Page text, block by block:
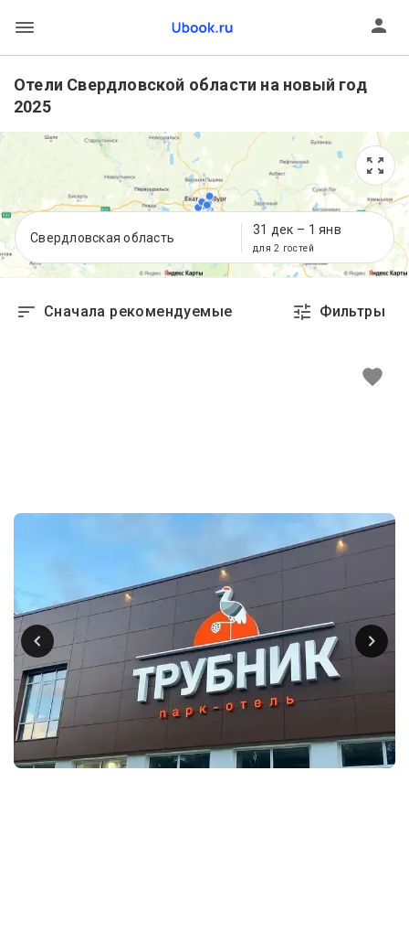
Отели Свердловской области на новый год
2025
Свердловская область
31 дек – 1 янв
для 2 гостей
Сначала рекомендуемые Фильтры